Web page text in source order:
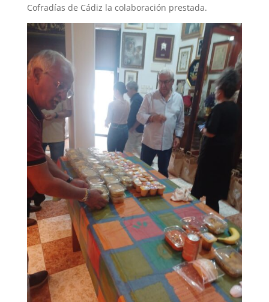
Cofradías de Cádiz la colaboración prestada.